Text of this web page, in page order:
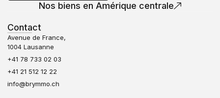
Nos biens en Amérique centrale
Contact
Avenue de France,
1004 Lausanne
+41 78 733 02 03
+41 21 512 12 22
info@brymmo.ch